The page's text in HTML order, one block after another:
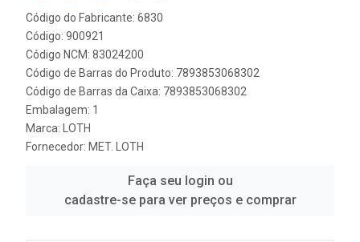
Código do Fabricante: 6830
Código: 900921
Código NCM: 83024200
Código de Barras do Produto: 7893853068302
Código de Barras da Caixa: 7893853068302
Embalagem: 1
Marca:
LOTH
Fornecedor: MET. LOTH
Faça seu login ou
cadastre-se para ver preços e comprar